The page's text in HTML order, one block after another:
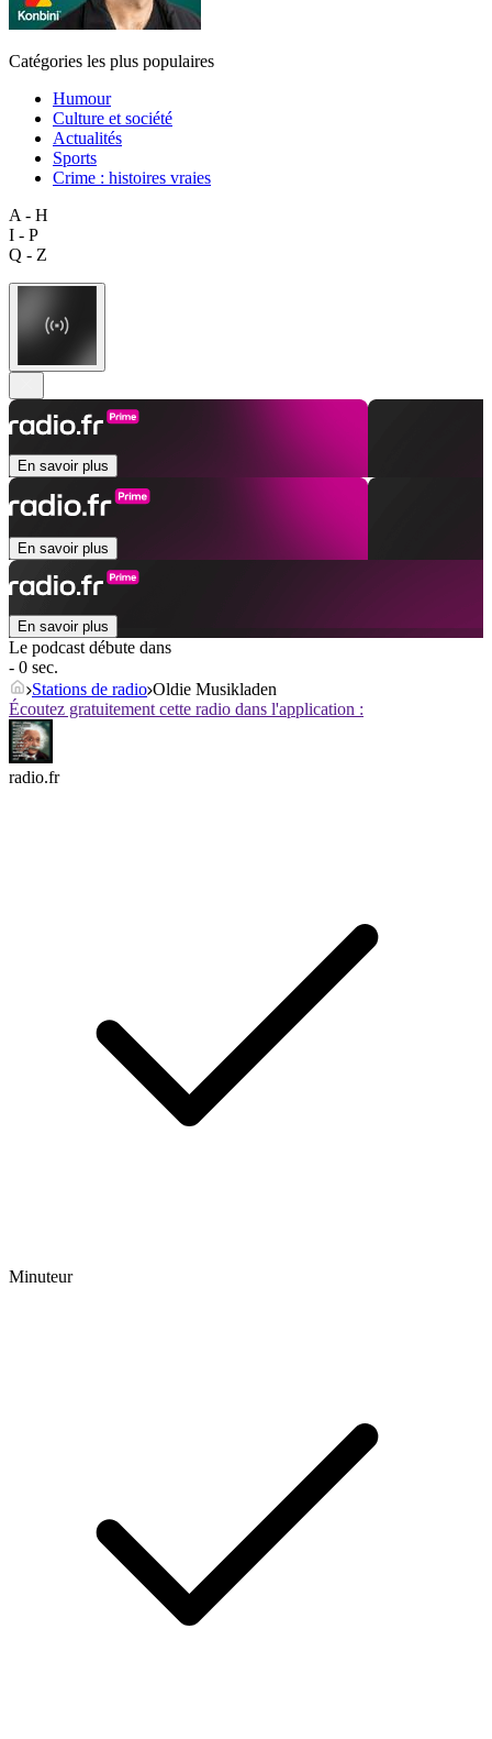
Catégories les plus populaires
Humour
Culture et société
Actualités
Sports
Crime : histoires vraies
A - H
I - P
Q - Z
En savoir plus
En savoir plus
En savoir plus
Le podcast débute dans
- 0 sec.
Stations de radio Oldie Musikladen
Écoutez gratuitement cette radio dans l'application :
radio.fr
Minuteur